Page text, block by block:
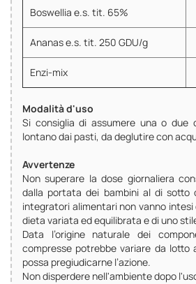
Boswellia e.s. tit. 65%
Ananas e.s. tit. 250 GDU/g
Enzi-mix
Modalità d'uso
Si consiglia di assumere una o due
lontano dai pasti, da deglutire con
Avvertenze
Non superare la dose giornaliera
dalla portata dei bambini al di sotto
integratori alimentari non vanno
dieta variata ed equilibrata e di uno
Data l’origine naturale dei
compresse potrebbe variare da lotto
possa pregiudicarne l’azione.
Non disperdere nell'ambiente dopo